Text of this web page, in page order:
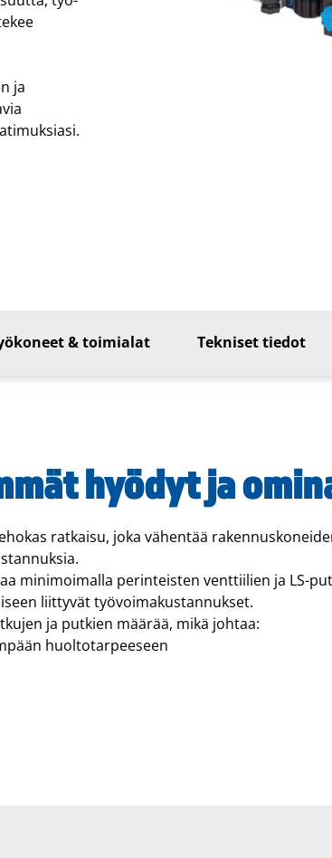
ja
& toimialat Tekniset tiedot
hyödyt ja
ratkaisu, joka vähentää
minimoimalla perinteisten venttiilien ja LS-
liittyvät työvoimakustannukset.
ja putkien määrää, mikä johtaa:
huoltotarpeeseen